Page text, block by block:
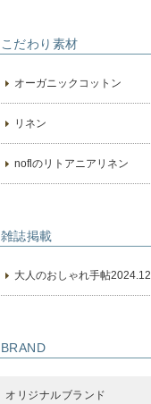
こだわり素材
オーガニックコットン
リネン
noflのリトアニアリネン
雑誌掲載
大人のおしゃれ手帖2024.12
BRAND
オリジナルブランド